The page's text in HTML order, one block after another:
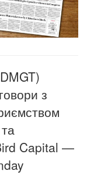
з
Capital —